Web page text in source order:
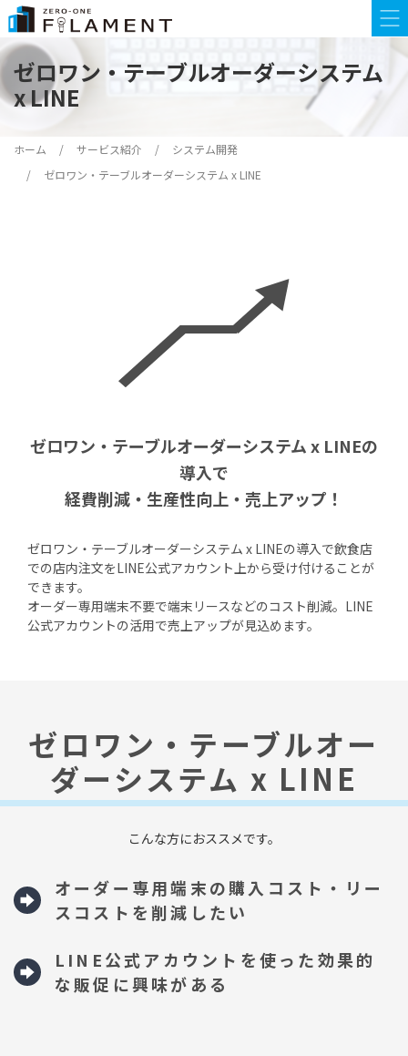
ゼロワン・テーブルオーダーシステム
x LINE
ホーム サービス紹介
システム開発
ゼロワン・テーブルオーダーシステム x LINE
ゼロワン・テーブルオーダーシステム x LINEの
導入で
経費削減・生産性向上・売上アップ！
ゼロワン・テーブルオーダーシステム x LINEの導入で飲食店
での店内注文をLINE公式アカウント上から受け付けることが
できます。
オーダー専用端末不要で端末リースなどのコスト削減。LINE
公式アカウントの活用で売上アップが見込めます。
ゼロワン・テーブルオー
ダーシステム x LINE
こんな方におススメです。
オーダー専用端末の購入コスト・リー
スコストを削減したい
LINE公式アカウントを使った効果的
な販促に興味がある